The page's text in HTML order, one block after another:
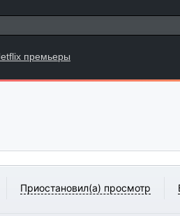
премьеры
Приостановил(а) просмотр